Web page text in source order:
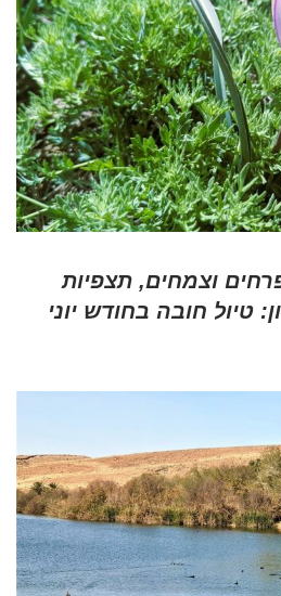
וצמחים, תצפיות
טיול חובה בחודש יוני